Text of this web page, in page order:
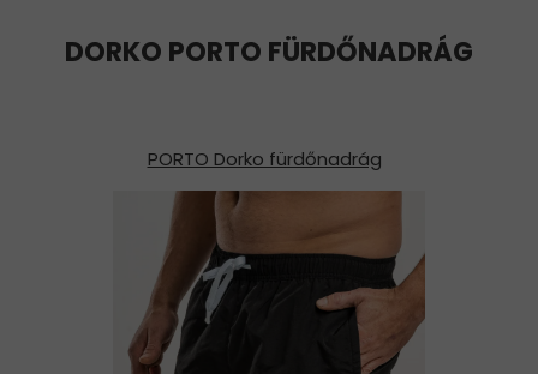
DORKO PORTO FÜRDŐNADRÁG
PORTO Dorko fürdőnadrág